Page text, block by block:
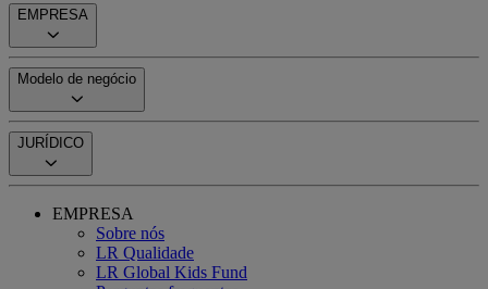
EMPRESA
Modelo de negócio
JURÍDICO
EMPRESA
Sobre nós
LR Qualidade
LR Global Kids Fund